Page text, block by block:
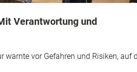
Verantwortung und
warnte vor Gefahren und Risiken, auf